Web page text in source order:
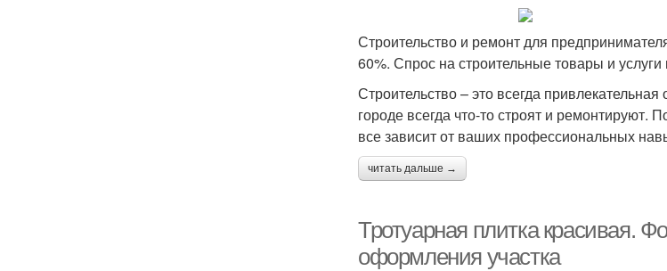
Строительство и ремонт для
60%. Спрос на строительные товары и
Строительство – это всегда
городе всегда что-то строят и
все зависит от ваших профессиональных
читать дальше →
Тротуарная плитка красивая.
оформления участка